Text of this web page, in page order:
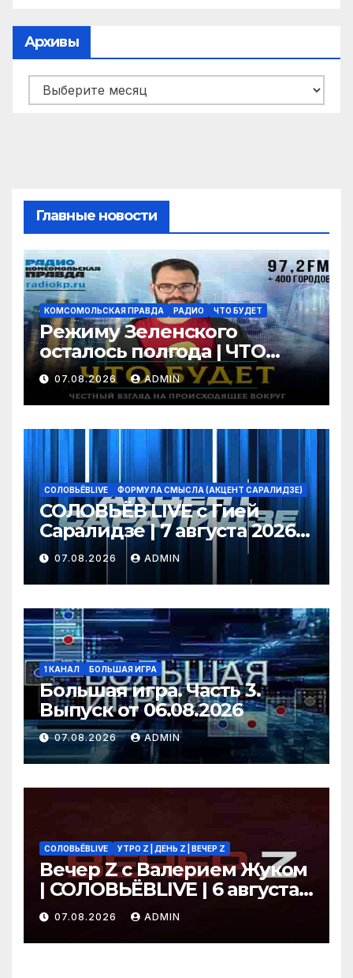
Архивы
Архивы
Главные новости
КОМСОМОЛЬСКАЯ ПРАВДА РАДИО ЧТО БУДЕТ
Режиму Зеленского
осталось полгода | ЧТО
БУДЕТ | 07.08.2026
07.08.2026 ADMIN
СОЛОВЬЁВLIVE ФОРМУЛА СМЫСЛА (АКЦЕНТ САРАЛИДЗЕ)
СОЛОВЬЁВ LIVE с Гией
Саралидзе | 7 августа 2026
года
07.08.2026 ADMIN
1 КАНАЛ БОЛЬШАЯ ИГРА
Большая игра. Часть 3.
Выпуск от 06.08.2026
07.08.2026 ADMIN
СОЛОВЬЁВLIVE УТРО Z | ДЕНЬ Z | ВЕЧЕР Z
Вечер Z с Валерием Жуком
| СОЛОВЬЁВLIVE | 6 августа
2026 года
07.08.2026 ADMIN